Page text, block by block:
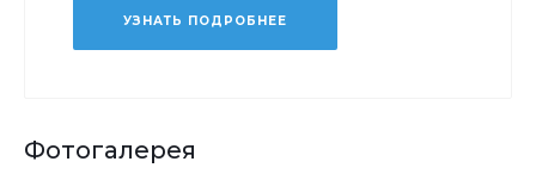
УЗНАТЬ ПОДРОБНЕЕ
Фотогалерея